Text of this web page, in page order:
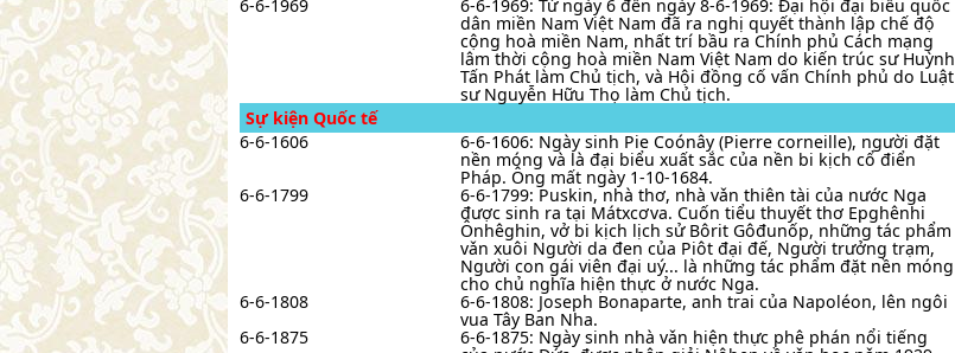
6-6-1969 6-6-1969: Từ ngày 6 đến ngày 8-6-1969: Đại hội đại biểu quốc
dân miền Nam Việt Nam đã ra nghị quyết thành lập chế độ
cộng hoà miền Nam, nhất trí bầu ra Chính phủ Cách mạng
lâm thời cộng hoà miền Nam Việt Nam do kiến trúc sư Huỳnh
Tấn Phát làm Chủ tịch, và Hội đồng cố vấn Chính phủ do Luật
sư Nguyễn Hữu Thọ làm Chủ tịch.
Sự kiện Quốc tế
6-6-1606
6-6-1606: Ngày sinh Pie Coónây (Pierre corneille), người đặt
nền móng và là đại biểu xuất sắc của nền bi kịch cổ điển
Pháp. Ông mất ngày 1-10-1684.
6-6-1799 6-6-1799: Puskin, nhà thơ, nhà vǎn thiên tài của nước Nga
được sinh ra tại Mátxcơva. Cuốn tiểu thuyết thơ Epghênhi
Ônhêghin, vở bi kịch lịch sử Bôrit Gôđunốp, những tác phẩm
vǎn xuôi Người da đen của Piôt đại đế, Người trưởng trạm,
Người con gái viên đại uý... là những tác phẩm đặt nền móng
cho chủ nghĩa hiện thực ở nước Nga.
6-6-1808 6-6-1808: Joseph Bonaparte, anh trai của Napoléon, lên ngôi
vua Tây Ban Nha.
6-6-1875 6-6-1875: Ngày sinh nhà vǎn hiện thực phê phán nổi tiếng